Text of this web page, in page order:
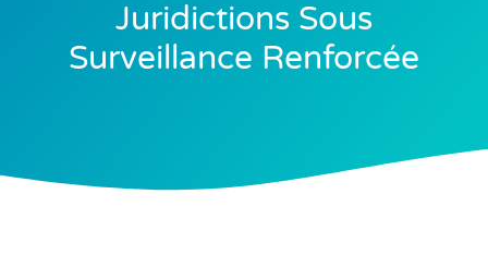
Juridictions Sous
Surveillance Renforcée